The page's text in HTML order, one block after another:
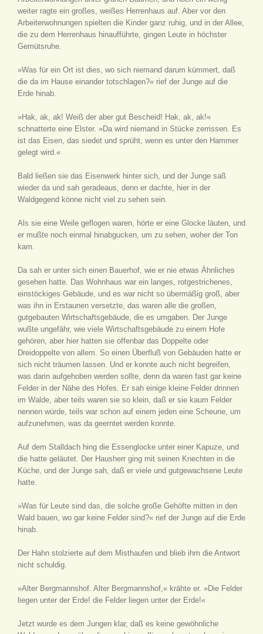
weiter ragte ein großes, weißes Herrenhaus auf. Aber vor den
Arbeiterwohnungen spielten die Kinder ganz ruhig, und in der Allee,
die zu dem Herrenhaus hinaufführte, gingen Leute in höchster
Gemütsruhe.
»Was für ein Ort ist dies, wo sich niemand darum kümmert, daß
die da im Hause einander totschlagen?« rief der Junge auf die
Erde hinab.
»Hak, ak, ak! Weiß der aber gut Bescheid! Hak, ak, ak!«
schnatterte eine Elster. »Da wird niemand in Stücke zerrissen. Es
ist das Eisen, das siedet und sprüht, wenn es unter den Hammer
gelegt wird.«
Bald ließen sie das Eisenwerk hinter sich, und der Junge saß
wieder da und sah geradeaus, denn er dachte, hier in der
Waldgegend könne nicht viel zu sehen sein.
Als sie eine Weile geflogen waren, hörte er eine Glocke läuten, und
er mußte noch einmal hinabgucken, um zu sehen, woher der Ton
kam.
Da sah er unter sich einen Bauerhof, wie er nie etwas Ähnliches
gesehen hatte. Das Wohnhaus war ein langes, rotgestrichenes,
einstöckiges Gebäude, und es war nicht so übermäßig groß, aber
was ihn in Erstaunen versetzte, das waren alle die großen,
gutgebauten Wirtschaftsgebäude, die es umgaben. Der Junge
wußte ungefähr, wie viele Wirtschaftsgebäude zu einem Hofe
gehören, aber hier hatten sie offenbar das Doppelte oder
Dreidoppelte von allem. So einen Überfluß von Gebäuden hatte er
sich nicht träumen lassen. Und er konnte auch nicht begreifen,
was darin aufgehoben werden sollte, denn da waren fast gar keine
Felder in der Nähe des Hofes. Er sah einige kleine Felder drinnen
im Walde, aber teils waren sie so klein, daß er sie kaum Felder
nennen würde, teils war schon auf einem jeden eine Scheune, um
aufzunehmen, was da geerntet werden konnte.
Auf dem Stalldach hing die Essenglocke unter einer Kapuze, und
die hatte geläutet. Der Hausherr ging mit seinen Knechten in die
Küche, und der Junge sah, daß er viele und gutgewachsene Leute
hatte.
»Was für Leute sind das, die solche große Gehöfte mitten in den
Wald bauen, wo gar keine Felder sind?« rief der Junge auf die Erde
hinab.
Der Hahn stolzierte auf dem Misthaufen und blieb ihm die Antwort
nicht schuldig.
»Alter Bergmannshof. Alter Bergmannshof,« krähte er. »Die Felder
liegen unter der Erde! die Felder liegen unter der Erde!«
Jetzt wurde es dem Jungen klar, daß es keine gewöhnliche